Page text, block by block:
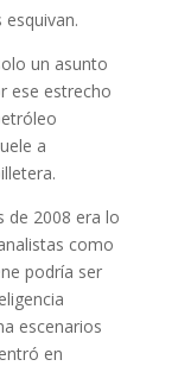
un asunto
ese estrecho
a
de 2008 era lo
como
podría ser
escenarios
en